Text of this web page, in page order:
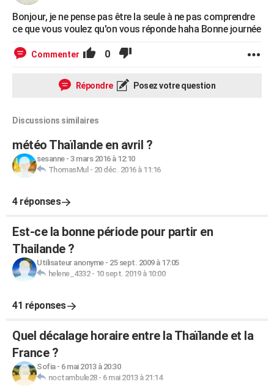
Bonjour, je ne pense pas être la seule à ne pas comprendre
ce que vous voulez qu'on vous réponde haha Bonne journée
Commenter 0
Répondre Posez votre question
Discussions similaires
météo Thaïlande en avril ?
sesanne- 3 mars 2016 à 12:10
ThomasMul - 20 déc. 2016 à 11:16
4 réponses
Est-ce la bonne période pour partir en
Thailande ?
Utilisateur anonyme- 25 sept. 2009 à 17:05
helene_4332- 10 sept. 2019 à 10:00
41 réponses
Quel décalage horaire entre la Thaïlande et la
France ?
Sofia- 6 mai 2013 à 20:30
noctambule28- 6 mai 2013 à 21:14